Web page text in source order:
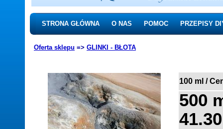
STRONA GŁÓWNA O NAS POMOC PRZEPISY
Oferta sklepu => GLINKI - BŁOTA
100 ml /
500